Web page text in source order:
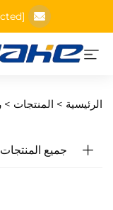
[email protected]
الرئيسية > المنتجات >
جميع المنتجات